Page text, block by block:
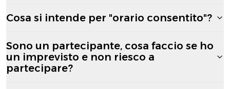
Cosa si intende per "orario consentito"?
Sono un partecipante, cosa faccio se ho
un imprevisto e non riesco a
partecipare?